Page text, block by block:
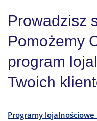
Prowadzisz
Pomożemy
program
Twoich
Programy lojalnościowe